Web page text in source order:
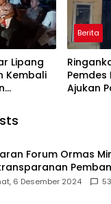
Lipang
Kembali
Ternilai”.
Berita
Ajukan
Forum Ormas
Di Kecamatan
6 Desember 2024